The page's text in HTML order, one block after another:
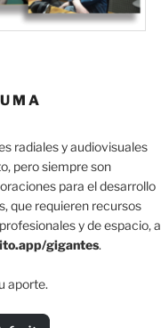
radiales y audiovisuales
pero siempre son
para el desarrollo
que requieren recursos
y de espacio, a
gigantes.
aporte.